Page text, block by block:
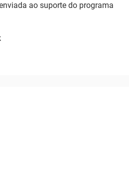
ao suporte do programa